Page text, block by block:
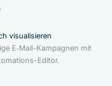
visualisieren
E‑Mail-Kampagnen mit
Editor.